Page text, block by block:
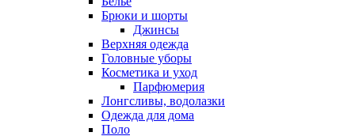
Брюки и шорты
Джинсы
Верхняя одежда
Головные уборы
Косметика и уход
Парфюмерия
Лонгсливы, водолазки
Одежда для дома
Поло